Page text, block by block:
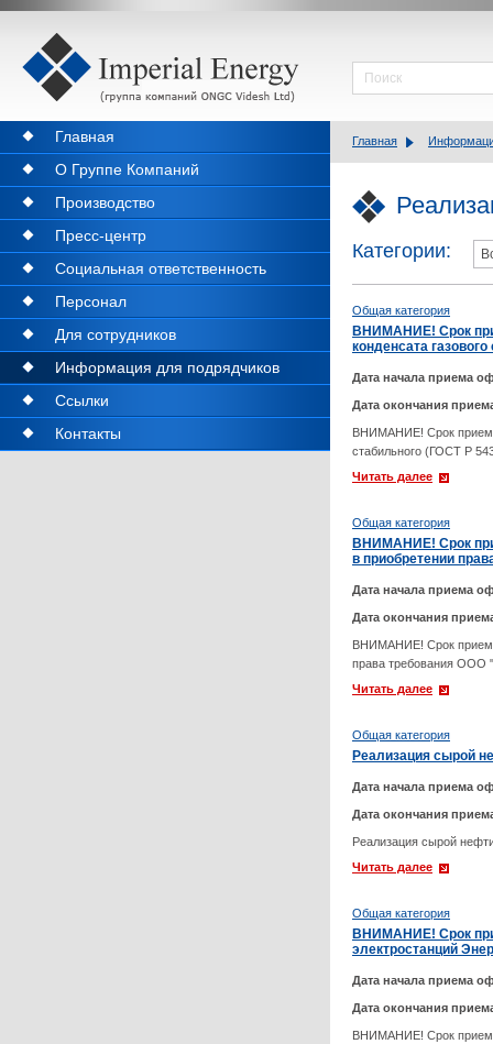
Главная
Категории:
Общая категория
ВНИМАНИЕ! Срок
конденсата
Дата начала приема
Дата окончания
ВНИМАНИЕ! Срок приема
стабильного (ГОСТ Р
Читать далее
Общая категория
ВНИМАНИЕ! Срок
в приобретении
Дата начала приема
Дата окончания
ВНИМАНИЕ! Срок приема
права требования
Читать далее
Общая категория
Реализация сырой
Дата начала приема
Дата окончания
Реализация сырой
Читать далее
Общая категория
ВНИМАНИЕ! Срок
электростанций
Дата начала приема
Дата окончания
ВНИМАНИЕ! Срок приема
Главная
О Группе Компаний
Производство
Пресс-центр
Социальная ответственность
Персонал
Для сотрудников
Информация для подрядчиков
Ссылки
Контакты